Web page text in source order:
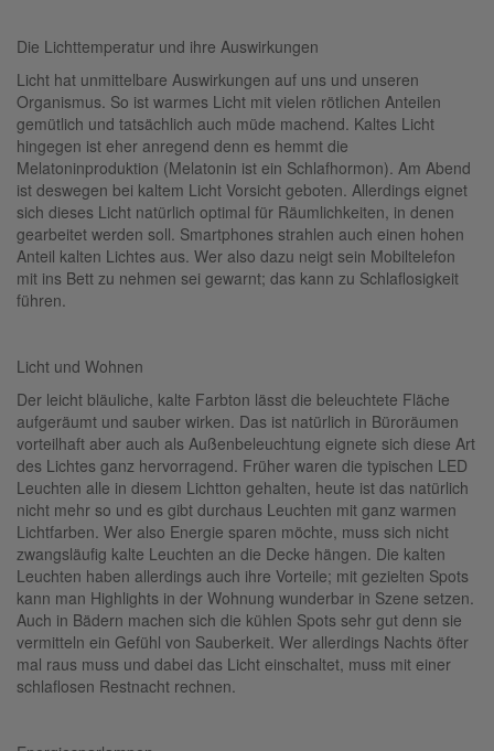
Die Lichttemperatur und ihre Auswirkungen
Licht hat unmittelbare Auswirkungen auf uns und unseren
Organismus. So ist warmes Licht mit vielen rötlichen Anteilen
gemütlich und tatsächlich auch müde machend. Kaltes Licht
hingegen ist eher anregend denn es hemmt die
Melatoninproduktion (Melatonin ist ein Schlafhormon). Am Abend
ist deswegen bei kaltem Licht Vorsicht geboten. Allerdings eignet
sich dieses Licht natürlich optimal für Räumlichkeiten, in denen
gearbeitet werden soll. Smartphones strahlen auch einen hohen
Anteil kalten Lichtes aus. Wer also dazu neigt sein Mobiltelefon
mit ins Bett zu nehmen sei gewarnt; das kann zu Schlaflosigkeit
führen.
Licht und Wohnen
Der leicht bläuliche, kalte Farbton lässt die beleuchtete Fläche
aufgeräumt und sauber wirken. Das ist natürlich in Büroräumen
vorteilhaft aber auch als Außenbeleuchtung eignete sich diese Art
des Lichtes ganz hervorragend. Früher waren die typischen LED
Leuchten alle in diesem Lichtton gehalten, heute ist das natürlich
nicht mehr so und es gibt durchaus Leuchten mit ganz warmen
Lichtfarben. Wer also Energie sparen möchte, muss sich nicht
zwangsläufig kalte Leuchten an die Decke hängen. Die kalten
Leuchten haben allerdings auch ihre Vorteile; mit gezielten Spots
kann man Highlights in der Wohnung wunderbar in Szene setzen.
Auch in Bädern machen sich die kühlen Spots sehr gut denn sie
vermitteln ein Gefühl von Sauberkeit. Wer allerdings Nachts öfter
mal raus muss und dabei das Licht einschaltet, muss mit einer
schlaflosen Restnacht rechnen.